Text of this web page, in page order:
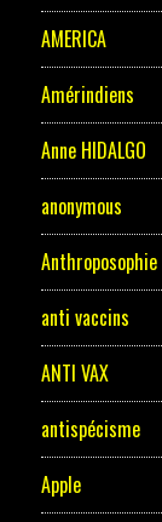
AMERICA
Amérindiens
Anne HIDALGO
anonymous
Anthroposophie
anti vaccins
ANTI VAX
antispécisme
Apple